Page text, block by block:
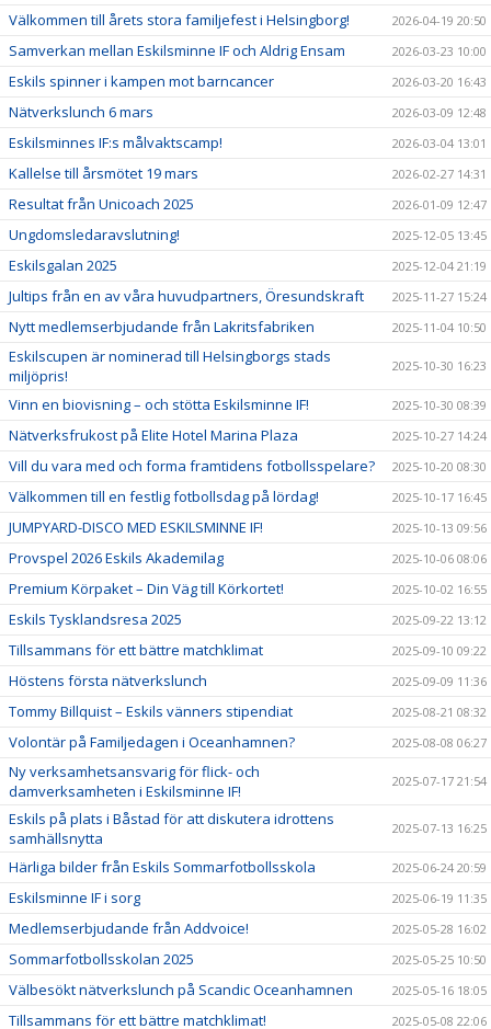
Välkommen till årets stora familjefest i Helsingborg! 2026-04-19 20:50
Samverkan mellan Eskilsminne IF och Aldrig Ensam 2026-03-23 10:00
Eskils spinner i kampen mot barncancer 2026-03-20 16:43
Nätverkslunch 6 mars 2026-03-09 12:48
Eskilsminnes IF:s målvaktscamp! 2026-03-04 13:01
Kallelse till årsmötet 19 mars 2026-02-27 14:31
Resultat från Unicoach 2025 2026-01-09 12:47
Ungdomsledaravslutning! 2025-12-05 13:45
Eskilsgalan 2025 2025-12-04 21:19
Jultips från en av våra huvudpartners, Öresundskraft 2025-11-27 15:24
Nytt medlemserbjudande från Lakritsfabriken 2025-11-04 10:50
Eskilscupen är nominerad till Helsingborgs stads
miljöpris!
2025-10-30 16:23
Vinn en biovisning – och stötta Eskilsminne IF! 2025-10-30 08:39
Nätverksfrukost på Elite Hotel Marina Plaza 2025-10-27 14:24
Vill du vara med och forma framtidens fotbollsspelare? 2025-10-20 08:30
Välkommen till en festlig fotbollsdag på lördag! 2025-10-17 16:45
JUMPYARD-DISCO MED ESKILSMINNE IF! 2025-10-13 09:56
Provspel 2026 Eskils Akademilag 2025-10-06 08:06
Premium Körpaket – Din Väg till Körkortet! 2025-10-02 16:55
Eskils Tysklandsresa 2025 2025-09-22 13:12
Tillsammans för ett bättre matchklimat 2025-09-10 09:22
Höstens första nätverkslunch 2025-09-09 11:36
Tommy Billquist – Eskils vänners stipendiat 2025-08-21 08:32
Volontär på Familjedagen i Oceanhamnen? 2025-08-08 06:27
Ny verksamhetsansvarig för flick- och
damverksamheten i Eskilsminne IF!
2025-07-17 21:54
Eskils på plats i Båstad för att diskutera idrottens
samhällsnytta
2025-07-13 16:25
Härliga bilder från Eskils Sommarfotbollsskola 2025-06-24 20:59
Eskilsminne IF i sorg 2025-06-19 11:35
Medlemserbjudande från Addvoice! 2025-05-28 16:02
Sommarfotbollsskolan 2025 2025-05-25 10:50
Välbesökt nätverkslunch på Scandic Oceanhamnen 2025-05-16 18:05
Tillsammans för ett bättre matchklimat! 2025-05-08 22:06